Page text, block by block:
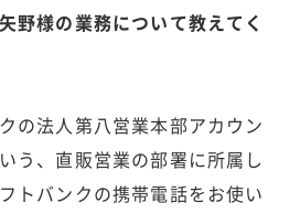
様の業務について教えてく
の法人第八営業本部アカウン
う、直販営業の部署に所属し
トバンクの携帯電話をお使い